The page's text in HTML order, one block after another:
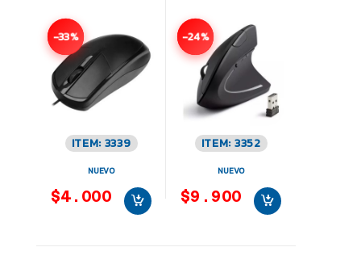
-33%
ITEM: 3339
NUEVO
$4.000
-24%
ITEM: 3352
NUEVO
$9.900